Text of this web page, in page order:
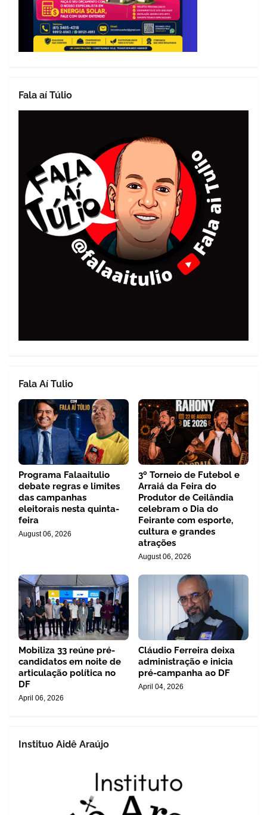
Fala aí Túlio
Fala Aí Tulio
Programa Falaaitulio
debate regras e limites
das campanhas
eleitorais nesta quinta-
feira
August 06, 2026
3º Torneio de Futebol e
Arraiá da Feira do
Produtor de Ceilândia
celebram o Dia do
Feirante com esporte,
cultura e grandes
atrações
August 06, 2026
Mobiliza 33 reúne pré-
candidatos em noite de
articulação política no
DF
April 06, 2026
Cláudio Ferreira deixa
administração e inicia
pré-campanha ao DF
April 04, 2026
Instituo Aidê Araújo